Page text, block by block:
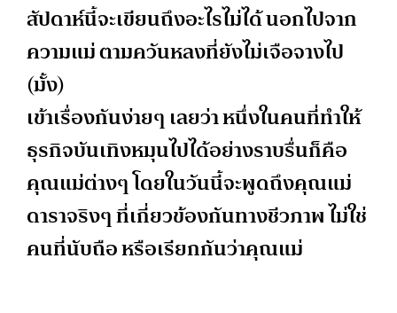
สัปดาห์นี้จะเขียนถึงอะไรไม่ได้ นอกไปจาก
ความแม่ ตามควันหลงที่ยังไม่เจือจางไป
(มั้ง)
เข้าเรื่องกันง่ายๆ เลยว่า หนึ่งในคนที่ทำให้
ธุรกิจบันเทิงหมุนไปได้อย่างราบรื่นก็คือ
คุณแม่ต่างๆ โดยในวันนี้จะพูดถึงคุณแม่
ดาราจริงๆ ที่เกี่ยวข้องกันทางชีวภาพ ไม่ใช่
คนที่นับถือ หรือเรียกกันว่าคุณแม่